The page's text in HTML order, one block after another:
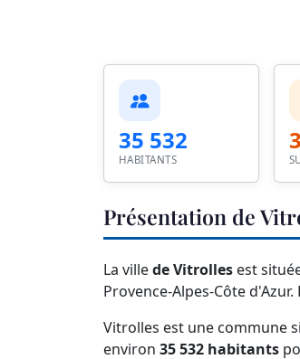
35 532
HABITANTS
Présentation de
La villede Vitrolles est
Provence-Alpes-Côte
Vitrolles est une commune
environ 35 532 habitants